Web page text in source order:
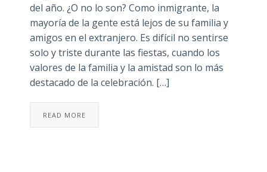
del año. ¿O no lo son? Como inmigrante, la
mayoría de la gente está lejos de su familia y
amigos en el extranjero. Es difícil no sentirse
solo y triste durante las fiestas, cuando los
valores de la familia y la amistad son lo más
destacado de la celebración. […]
READ MORE